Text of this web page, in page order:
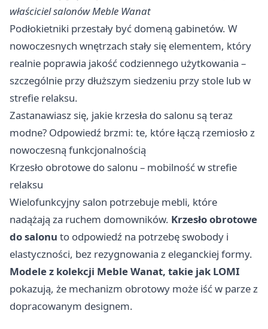
właściciel salonów Meble Wanat
Podłokietniki przestały być domeną gabinetów. W
nowoczesnych wnętrzach stały się elementem, który
realnie poprawia jakość codziennego użytkowania –
szczególnie przy dłuższym siedzeniu przy stole lub w
strefie relaksu.
Zastanawiasz się, jakie krzesła do salonu są teraz
modne? Odpowiedź brzmi: te, które łączą rzemiosło z
nowoczesną funkcjonalnością
Krzesło obrotowe do salonu – mobilność w strefie
relaksu
Wielofunkcyjny salon potrzebuje mebli, które
nadążają za ruchem domowników. Krzesło obrotowe
do salonu to odpowiedź na potrzebę swobody i
elastyczności, bez rezygnowania z eleganckiej formy.
Modele z kolekcji Meble Wanat, takie jak LOMI
pokazują, że mechanizm obrotowy może iść w parze z
dopracowanym designem.